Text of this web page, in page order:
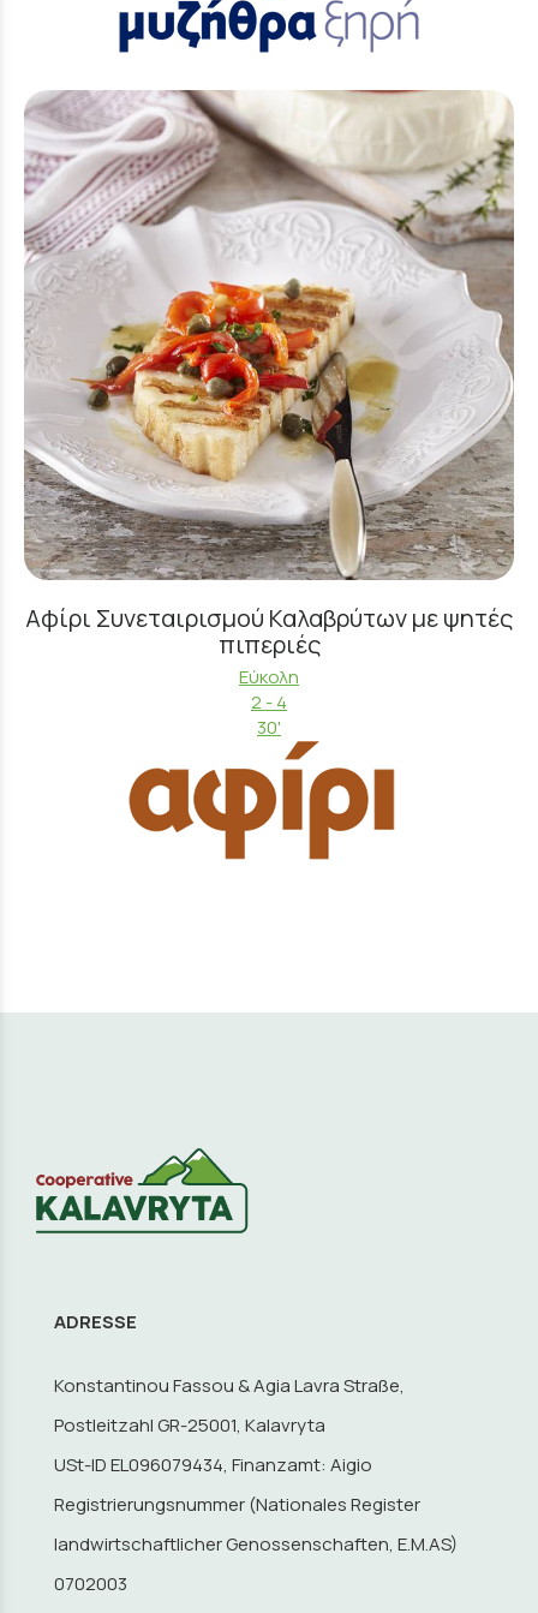
Αφίρι Συνεταιρισμού Καλαβρύτων με ψητές
πιπεριές
Εύκολη
2 - 4
30'
ADRESSE
Konstantinou Fassou & Agia Lavra Straße,
Postleitzahl GR-25001, Kalavryta
USt-ID EL096079434, Finanzamt: Aigio
Registrierungsnummer (Nationales Register
landwirtschaftlicher Genossenschaften, E.M.AS)
0702003